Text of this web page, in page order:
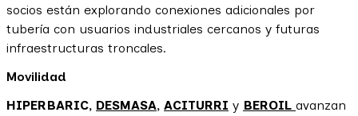
socios están explorando conexiones adicionales por
tubería con usuarios industriales cercanos y futuras
infraestructuras troncales.
Movilidad
HIPERBARIC, DESMASA, ACITURRI y BEROIL avanzan